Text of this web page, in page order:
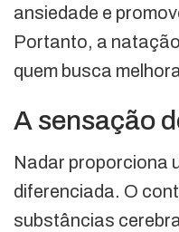
ansiedade e
Portanto, a
quem busca
A sensação
Nadar proporciona
diferenciada. O
substâncias